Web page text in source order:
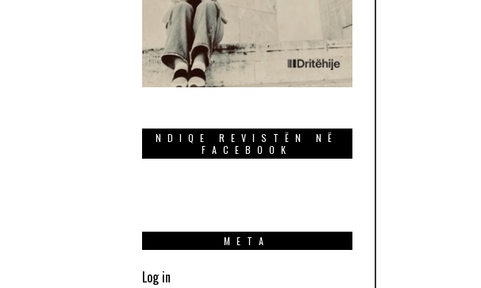
NDIQE REVISTËN NË
FACEBOOK
META
Log in